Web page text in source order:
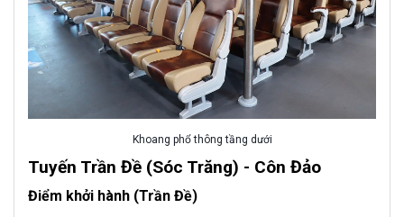
Khoang phổ thông tầng dưới
Tuyến Trần Đề (Sóc Trăng) - Côn Đảo
Điểm khởi hành (Trần Đề)